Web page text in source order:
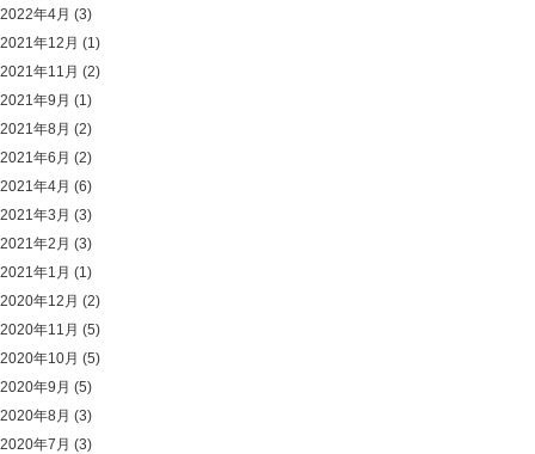
2022年4月 (3)
2021年12月 (1)
2021年11月 (2)
2021年9月 (1)
2021年8月 (2)
2021年6月 (2)
2021年4月 (6)
2021年3月 (3)
2021年2月 (3)
2021年1月 (1)
2020年12月 (2)
2020年11月 (5)
2020年10月 (5)
2020年9月 (5)
2020年8月 (3)
2020年7月 (3)